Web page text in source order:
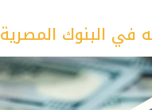
في البنوك المصرية